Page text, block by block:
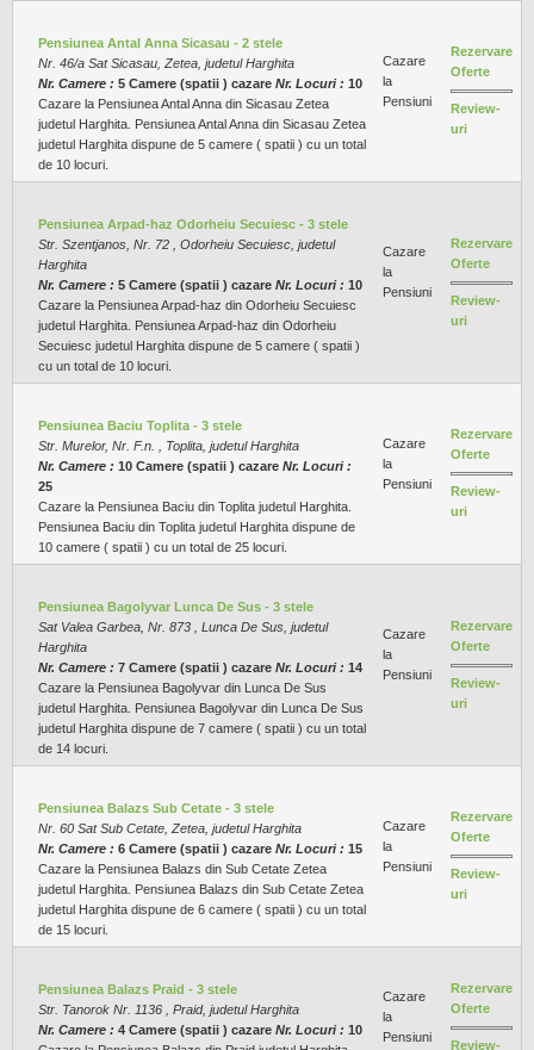
Pensiunea Antal Anna Sicasau - 2 stele
Nr. 46/a Sat Sicasau, Zetea, judetul Harghita
Nr. Camere : 5 Camere (spatii ) cazare Nr. Locuri : 10
Cazare la Pensiunea Antal Anna din Sicasau Zetea
judetul Harghita. Pensiunea Antal Anna din Sicasau Zetea
judetul Harghita dispune de 5 camere ( spatii ) cu un total
de 10 locuri.
Cazare
la
Pensiuni
Rezervare
Oferte
Review-
uri
Pensiunea Arpad-haz Odorheiu Secuiesc - 3 stele
Str. Szentjanos, Nr. 72 , Odorheiu Secuiesc, judetul
Harghita
Nr. Camere : 5 Camere (spatii ) cazare Nr. Locuri : 10
Cazare la Pensiunea Arpad-haz din Odorheiu Secuiesc
judetul Harghita. Pensiunea Arpad-haz din Odorheiu
Secuiesc judetul Harghita dispune de 5 camere ( spatii )
cu un total de 10 locuri.
Cazare
la
Pensiuni
Rezervare
Oferte
Review-
uri
Pensiunea Baciu Toplita - 3 stele
Str. Murelor, Nr. F.n. , Toplita, judetul Harghita
Nr. Camere : 10 Camere (spatii ) cazare Nr. Locuri :
25
Cazare la Pensiunea Baciu din Toplita judetul Harghita.
Pensiunea Baciu din Toplita judetul Harghita dispune de
10 camere ( spatii ) cu un total de 25 locuri.
Cazare
la
Pensiuni
Rezervare
Oferte
Review-
uri
Pensiunea Bagolyvar Lunca De Sus - 3 stele
Sat Valea Garbea, Nr. 873 , Lunca De Sus, judetul
Harghita
Nr. Camere : 7 Camere (spatii ) cazare Nr. Locuri : 14
Cazare la Pensiunea Bagolyvar din Lunca De Sus
judetul Harghita. Pensiunea Bagolyvar din Lunca De Sus
judetul Harghita dispune de 7 camere ( spatii ) cu un total
de 14 locuri.
Cazare
la
Pensiuni
Rezervare
Oferte
Review-
uri
Pensiunea Balazs Sub Cetate - 3 stele
Nr. 60 Sat Sub Cetate, Zetea, judetul Harghita
Nr. Camere : 6 Camere (spatii ) cazare Nr. Locuri : 15
Cazare la Pensiunea Balazs din Sub Cetate Zetea
judetul Harghita. Pensiunea Balazs din Sub Cetate Zetea
judetul Harghita dispune de 6 camere ( spatii ) cu un total
de 15 locuri.
Cazare
la
Pensiuni
Rezervare
Oferte
Review-
uri
Pensiunea Balazs Praid - 3 stele
Str. Tanorok Nr. 1136 , Praid, judetul Harghita
Nr. Camere : 4 Camere (spatii ) cazare Nr. Locuri : 10
Cazare
la
Pensiuni
Rezervare
Oferte
Review-